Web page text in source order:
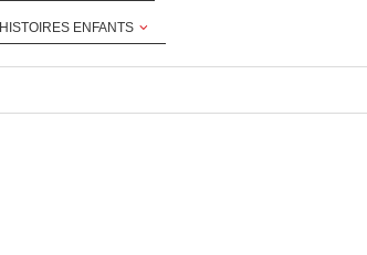
HISTOIRES ENFANTS